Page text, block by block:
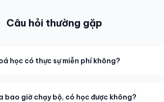
Câu hỏi thường gặp
học có thực sự miễn phí không?
bao giờ chạy bộ, có học được không?